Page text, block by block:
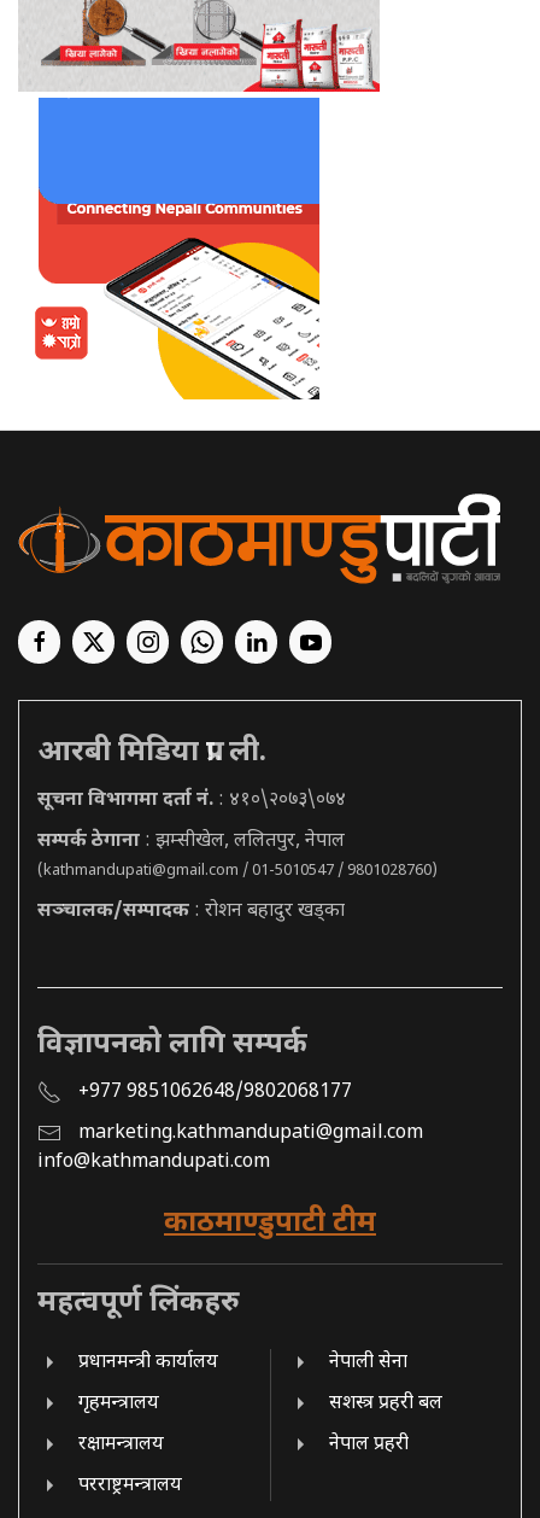
आरबी मिडिया प्रा. ली.
सूचना विभागमा दर्ता नं. : ४१०\२०७३\०७४
सम्पर्क ठेगाना : झम्सीखेल, ललितपुर, नेपाल
(kathmandupati@gmail.com / 01-5010547 / 9801028760)
सञ्चालक/सम्पादक : रोशन बहादुर खड्का
विज्ञापनको लागि सम्पर्क
+977 9851062648/9802068177
marketing.kathmandupati@gmail.com
info@kathmandupati.com
काठमाण्डुपाटी टीम
महत्वपूर्ण लिंकहरु
प्रधानमन्त्री कार्यालय
गृहमन्त्रालय
रक्षामन्त्रालय
परराष्ट्रमन्त्रालय
नेपाली सेना
सशस्त्र प्रहरी बल
नेपाल प्रहरी